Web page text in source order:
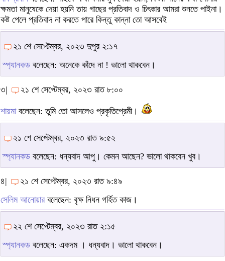
ক্ষমতা মানুষেকে দেয়া হয়নি তায় গাছের প্রতিবাদ ও চিৎকার আমরা শুনতে পাইনা।
কষ্ট পেলে প্রতিবাদ না করতে পারে কিন্তু কান্না তো আসবেই
২১ শে সেপ্টেম্বর, ২০২৩ দুপুর ২:১৭
স্প্যানকড বলেছেন: অনেকে কাঁদে না ! ভালো থাকবেন।
৩| ২১ শে সেপ্টেম্বর, ২০২৩ রাত ৮:০০
শায়মাবলেছেন: তুমি তো আসলেও প্রকৃতিপ্রেমী।
২১ শে সেপ্টেম্বর, ২০২৩ রাত ৯:৫২
স্প্যানকড বলেছেন: ধন্যবাদ আপু। কেমন আছেন? ভালো থাকবেন খুব।
৪|
২১ শে সেপ্টেম্বর, ২০২৩ রাত ৯:৪৯
সেলিম আনোয়ার বলেছেন: বৃক্ষ নিধন গর্হিত কাজ।
২২ শে সেপ্টেম্বর, ২০২৩ রাত ২:১৫
স্প্যানকড বলেছেন: একদম । ধন্যবাদ। ভালো থাকবেন।